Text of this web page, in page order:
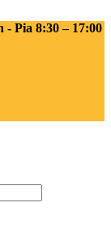
- Pia 8:30 – 17:00